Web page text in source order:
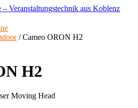
/ Cameo ORON H2
H2
Moving Head